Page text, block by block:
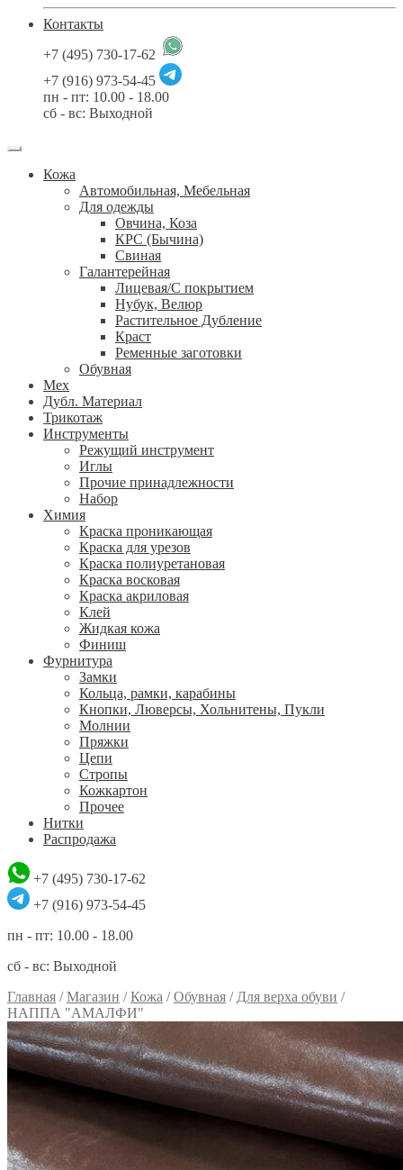
Контакты
+7 (495) 730-17-62
+7 (916) 973-54-45
пн - пт: 10.00 - 18.00
сб - вс: Выходной
Кожа
Автомобильная, Мебельная
Для одежды
Овчина, Коза
КРС (Бычина)
Свиная
Галантерейная
Лицевая/С покрытием
Нубук, Велюр
Растительное Дубление
Краст
Ременные заготовки
Обувная
Мех
Дубл. Материал
Трикотаж
Инструменты
Режущий инструмент
Иглы
Прочие принадлежности
Набор
Химия
Краска проникающая
Краска для урезов
Краска полиуретановая
Краска восковая
Краска акриловая
Клей
Жидкая кожа
Финиш
Фурнитура
Замки
Кольца, рамки, карабины
Кнопки, Люверсы, Хольнитены, Пукли
Молнии
Пряжки
Цепи
Стропы
Кожкартон
Прочее
Нитки
Распродажа
+7 (495) 730-17-62
+7 (916) 973-54-45
пн - пт: 10.00 - 18.00
сб - вс: Выходной
Главная /Магазин /Кожа /Обувная / Для верха обуви /
НАППА "АМАЛФИ"